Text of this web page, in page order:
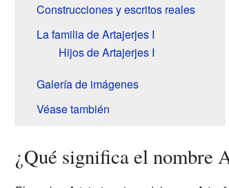
Construcciones y escritos reales
La familia de Artajerjes I
Hijos de Artajerjes I
Galería de imágenes
Véase también
¿Qué significa el nombre